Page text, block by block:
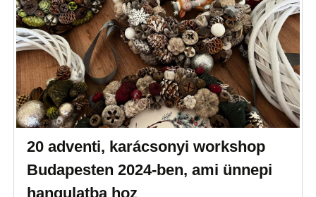
20 adventi, karácsonyi workshop
Budapesten 2024-ben, ami ünnepi
hangulatba hoz